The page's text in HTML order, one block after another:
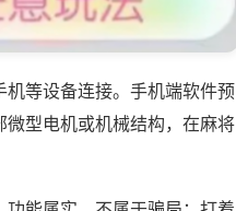
等设备连接。手机端软件预
型电机或机械结构，在麻将